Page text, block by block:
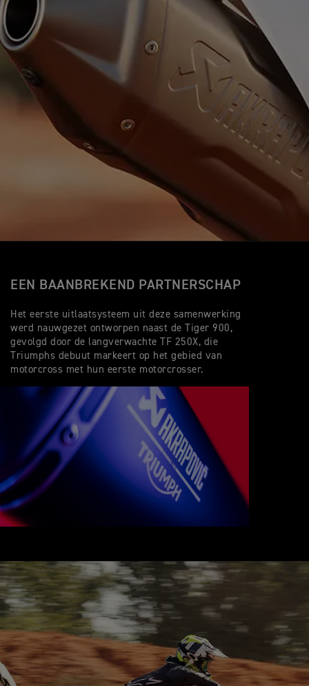
EEN BAANBREKEND PARTNERSCHAP
Het eerste uitlaatsysteem uit deze samenwerking
werd nauwgezet ontworpen naast de Tiger 900,
gevolgd door de langverwachte TF 250X, die
Triumphs debuut markeert op het gebied van
motorcross met hun eerste motorcrosser.